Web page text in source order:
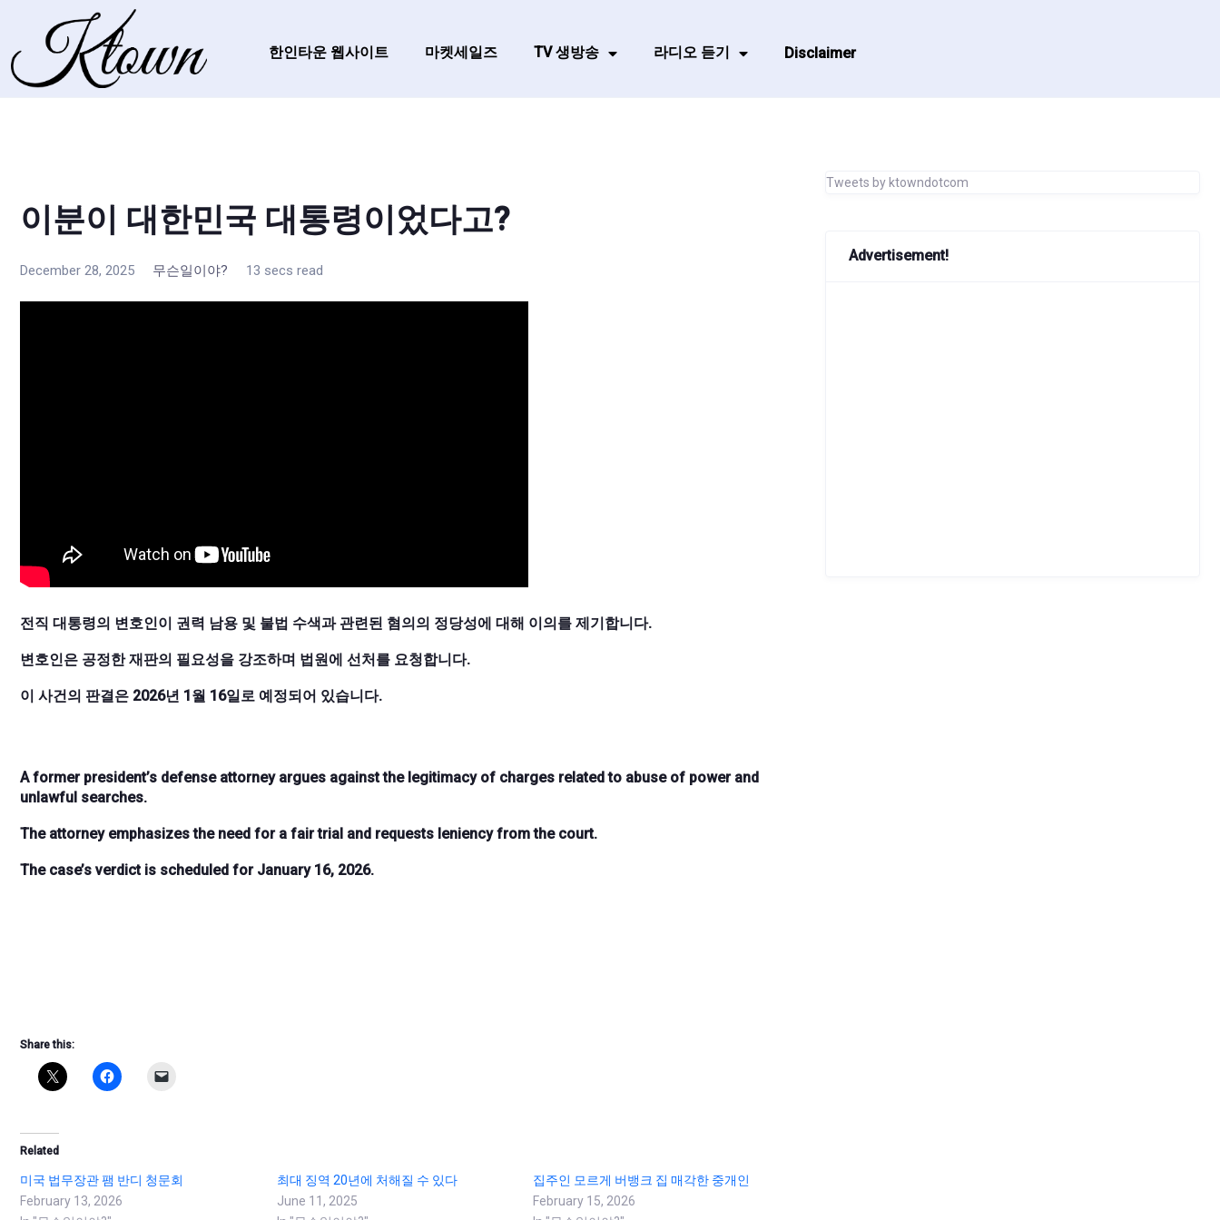
한인타운 웹사이트 마켓세일즈 TV 생방송 라디오 듣기 Disclaimer
이분이 대한민국 대통령이었다고?
December 28, 2025 무슨일이야? 13 secs read
전직 대통령의 변호인이 권력 남용 및 불법 수색과 관련된 혐의의 정당성에 대해 이의를 제기합니다.
변호인은 공정한 재판의 필요성을 강조하며 법원에 선처를 요청합니다.
이 사건의 판결은 2026년 1월 16일로 예정되어 있습니다.
A former president’s defense attorney argues against the legitimacy of charges related to abuse of power and
unlawful searches.
The attorney emphasizes the need for a fair trial and requests leniency from the court.
The case’s verdict is scheduled for January 16, 2026.
Share this:
Related
미국 법무장관 팸 반디 청문회
February 13, 2026
최대 징역 20년에 처해질 수 있다
June 11, 2025
집주인 모르게 버뱅크 집 매각한 중개인
February 15, 2026
Tweets by ktowndotcom
Advertisement!